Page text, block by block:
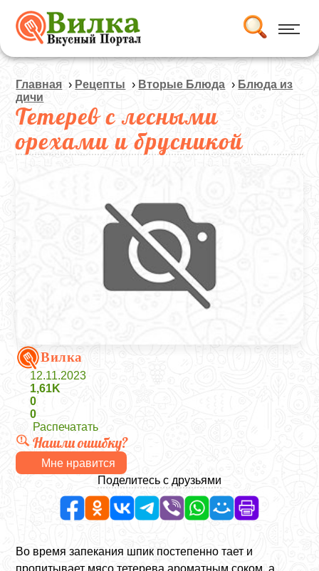
Главная › Рецепты › Вторые Блюда › Блюда из
дичи
Тетерев с лесными
орехами и брусникой
Вилка
12.11.2023
1,61K
0
0
Распечатать
Нашли ошибку?
Мне нравится
Поделитесь с друзьями
Во время запекания шпик постепенно тает и
пропитывает мясо тетерева ароматным соком, а